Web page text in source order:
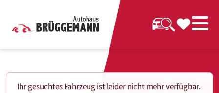
Ihr gesuchtes Fahrzeug ist leider nicht mehr verfügbar.